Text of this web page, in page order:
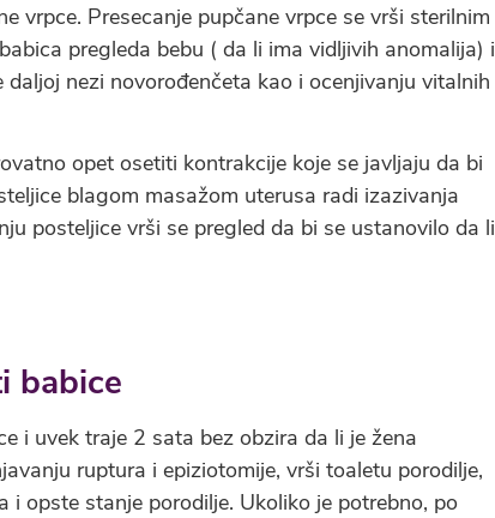
vrpce. Presecanje pupčane vrpce se vrši sterilnim
pregleda bebu ( da li ima vidljivih anomalija) i
nezi novorođenčeta kao i ocenjivanju vitalnih
opet osetiti kontrakcije koje se javljaju da bi
blagom masažom uterusa radi izazivanja
posteljice vrši se pregled da bi se ustanovilo da li
babice
i uvek traje 2 sata bez obzira da li je žena
ruptura i epiziotomije, vrši toaletu porodilje,
opste stanje porodilje. Ukoliko je potrebno, po